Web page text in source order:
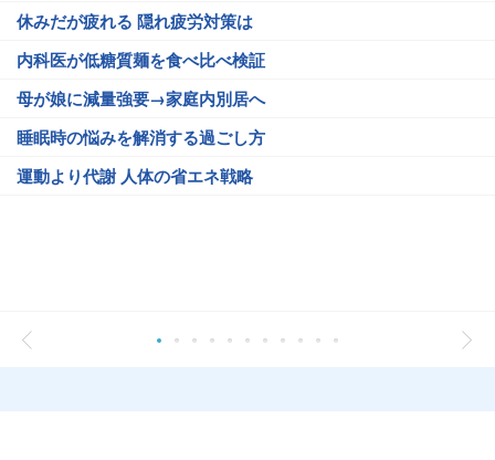
休みだが疲れる 隠れ疲労対策は
内科医が低糖質麺を食べ比べ検証
母が娘に減量強要→家庭内別居へ
睡眠時の悩みを解消する過ごし方
運動より代謝 人体の省エネ戦略